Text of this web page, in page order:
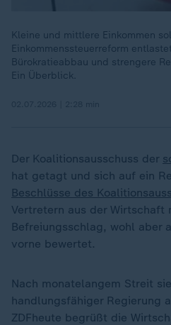
Kleine und mittlere Einkommen
Einkommenssteuerreform
Bürokratieabbau und strengere
Ein Überblick.
Der Koalitionsausschuss der
hat getagt und sich auf ein
Beschlüsse des
Vertretern aus der Wirtschaft
Befreiungsschlag, wohl aber
vorne bewertet.
Nach monatelangem Streit
handlungsfähiger Regierung
ZDFheute begrüßt die